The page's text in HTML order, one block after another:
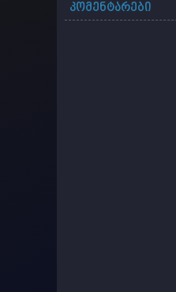
კომენტარები